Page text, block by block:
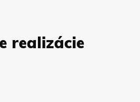
realizácie